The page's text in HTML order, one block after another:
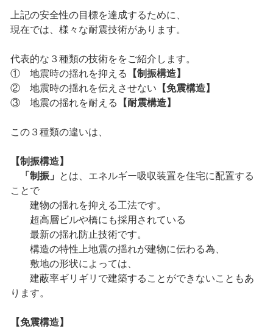
上記の安全性の目標を達成するために、
現在では、様々な耐震技術があります。
代表的な３種類の技術ををご紹介します。
① 地震時の揺れを抑える
【制振構造】
② 地震時の揺れを伝えさせない 【免震構造】
③ 地震の揺れを耐える
【耐震構造】
この３種類の違いは、
【制振構造】
「制振」
とは、エネルギー吸収装置を住宅に配置する
ことで
建物の揺れを抑える工法です。
超高層ビルや橋にも採用されている
最新の揺れ防止技術です。
構造の特性上地震の揺れが建物に伝わる為、
敷地の形状によっては、
建蔽率ギリギリで建築することができないこともあ
ります。
【免震構造】